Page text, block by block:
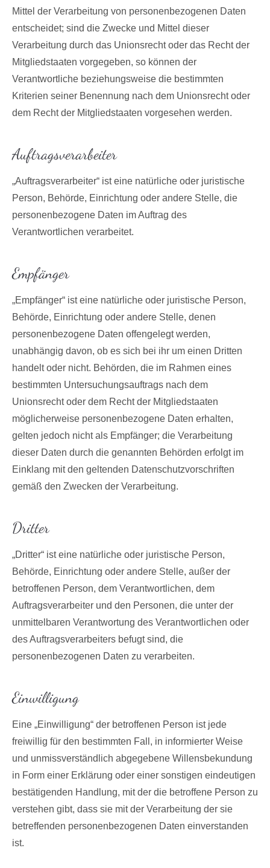
Mittel der Verarbeitung von personenbezogenen Daten
entscheidet; sind die Zwecke und Mittel dieser
Verarbeitung durch das Unionsrecht oder das Recht der
Mitgliedstaaten vorgegeben, so können der
Verantwortliche beziehungsweise die bestimmten
Kriterien seiner Benennung nach dem Unionsrecht oder
dem Recht der Mitgliedstaaten vorgesehen werden.
Auftragsverarbeiter
„Auftragsverarbeiter“ ist eine natürliche oder juristische
Person, Behörde, Einrichtung oder andere Stelle, die
personenbezogene Daten im Auftrag des
Verantwortlichen verarbeitet.
Empfänger
„Empfänger“ ist eine natürliche oder juristische Person,
Behörde, Einrichtung oder andere Stelle, denen
personenbezogene Daten offengelegt werden,
unabhängig davon, ob es sich bei ihr um einen Dritten
handelt oder nicht. Behörden, die im Rahmen eines
bestimmten Untersuchungsauftrags nach dem
Unionsrecht oder dem Recht der Mitgliedstaaten
möglicherweise personenbezogene Daten erhalten,
gelten jedoch nicht als Empfänger; die Verarbeitung
dieser Daten durch die genannten Behörden erfolgt im
Einklang mit den geltenden Datenschutzvorschriften
gemäß den Zwecken der Verarbeitung.
Dritter
„Dritter“ ist eine natürliche oder juristische Person,
Behörde, Einrichtung oder andere Stelle, außer der
betroffenen Person, dem Verantwortlichen, dem
Auftragsverarbeiter und den Personen, die unter der
unmittelbaren Verantwortung des Verantwortlichen oder
des Auftragsverarbeiters befugt sind, die
personenbezogenen Daten zu verarbeiten.
Einwilligung
Eine „Einwilligung“ der betroffenen Person ist jede
freiwillig für den bestimmten Fall, in informierter Weise
und unmissverständlich abgegebene Willensbekundung
in Form einer Erklärung oder einer sonstigen eindeutigen
bestätigenden Handlung, mit der die betroffene Person zu
verstehen gibt, dass sie mit der Verarbeitung der sie
betreffenden personenbezogenen Daten einverstanden
ist.